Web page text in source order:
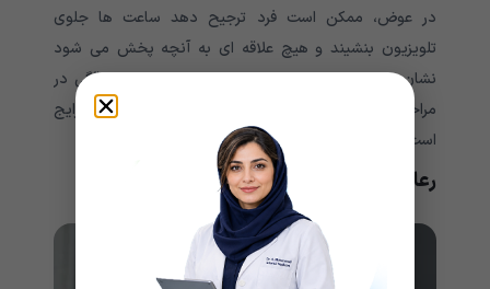
در عوض، ممکن است فرد ترجیح دهد ساعت ها جلوی
تلویزیون بنشیند و هیچ علاقه ای به آنچه پخش می شود
نشان ندهد یا ترجیح دهد ساعت ها بخوابد. بی علاقگی در
مراحل اولیه برخی از انواع زوال عقل از جمله
آلزایمر
رایج
است.
رعایت نکردن نظافت و بهداشت شخصی